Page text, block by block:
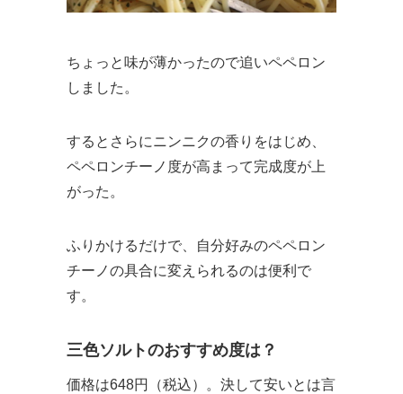
ちょっと味が薄かったので追いペペロン
しました。
するとさらにニンニクの香りをはじめ、
ペペロンチーノ度が高まって完成度が上
がった。
ふりかけるだけで、自分好みのペペロン
チーノの具合に変えられるのは便利で
す。
三色ソルトのおすすめ度は？
価格は648円（税込）。決して安いとは言